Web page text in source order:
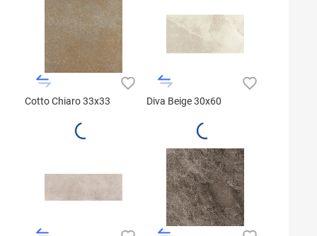
Cotto Chiaro 33x33 Diva Beige 30x60